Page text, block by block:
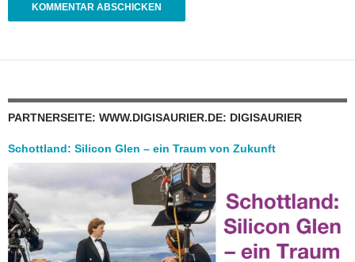
PARTNERSEITE: WWW.DIGISAURIER.DE: DIGISAURIER
Schottland: Silicon Glen – ein Traum von Zukunft